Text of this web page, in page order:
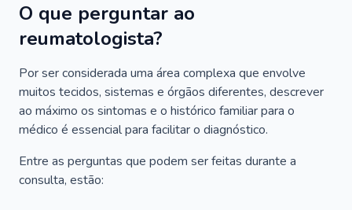
O que perguntar ao
reumatologista?
Por ser considerada uma área complexa que envolve
muitos tecidos, sistemas e órgãos diferentes, descrever
ao máximo os sintomas e o histórico familiar para o
médico é essencial para facilitar o diagnóstico.
Entre as perguntas que podem ser feitas durante a
consulta, estão: